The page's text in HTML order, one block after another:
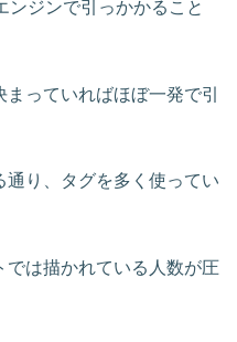
ンジンで引っかかること
っていればほぼ一発で引
り、タグを多く使ってい
は描かれている人数が圧